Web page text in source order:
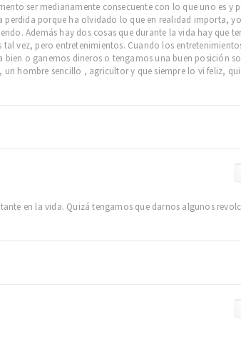
ser medianamente consecuente con lo que uno es y
perdida porque ha olvidado lo que en realidad importa,
Además hay dos cosas que durante la vida hay que
vez, pero entretenimientos. Cuando los
o ganemos dineros o tengamos una buen posición
hombre sencillo , agricultor y que siempre lo vi feliz,
en la vida. Quizá tengamos que darnos algunos